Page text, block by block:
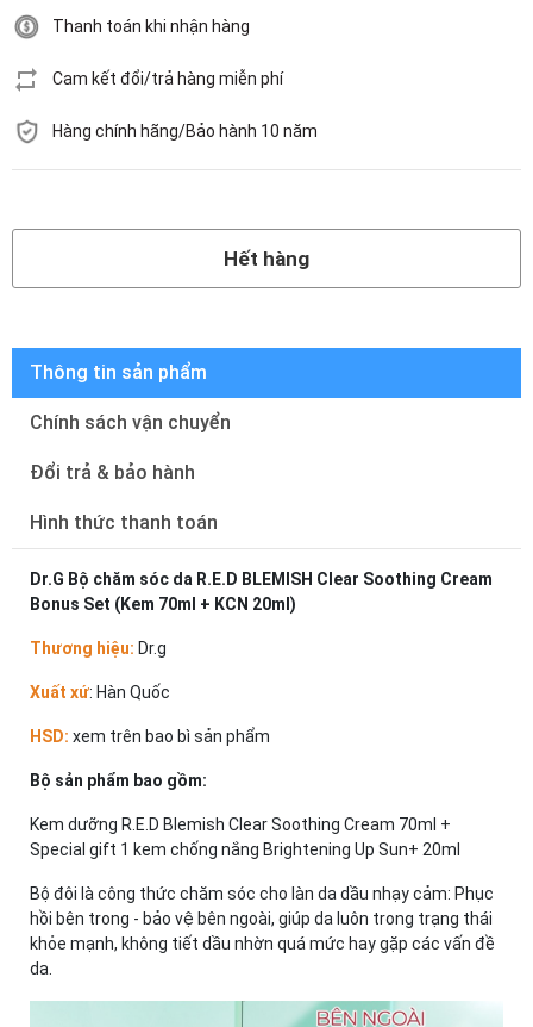
Thanh toán khi nhận hàng
Cam kết đổi/trả hàng miễn phí
Hàng chính hãng/Bảo hành 10 năm
Hết hàng
Thông tin sản phẩm
Chính sách vận chuyển
Đổi trả & bảo hành
Hình thức thanh toán
Dr.G Bộ chăm sóc da R.E.D BLEMISH Clear Soothing Cream
Bonus Set (Kem 70ml + KCN 20ml)
Thương hiệu: Dr.g
Xuất xứ: Hàn Quốc
HSD: xem trên bao bì sản phẩm
Bộ sản phẩm bao gồm:
Kem dưỡng R.E.D Blemish Clear Soothing Cream 70ml +
Special gift 1 kem chống nắng Brightening Up Sun+ 20ml
Bộ đôi là công thức chăm sóc cho làn da dầu nhạy cảm: Phục
hồi bên trong - bảo vệ bên ngoài, giúp da luôn trong trạng thái
khỏe mạnh, không tiết dầu nhờn quá mức hay gặp các vấn đề
da.